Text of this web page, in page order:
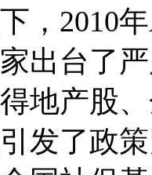
，2010
家出台了
地产股
发了政